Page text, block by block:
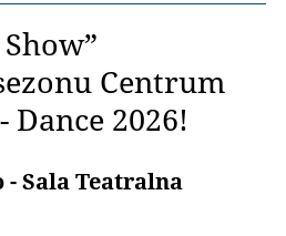
Centrum
Dance 2026!
Sala Teatralna